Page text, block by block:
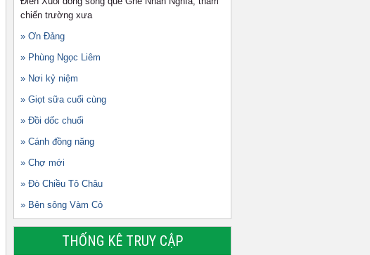
chiến trường xưa
» Ơn Đảng
» Phùng Ngọc Liêm
» Nơi kỷ niệm
» Giọt sữa cuối cùng
» Đồi dốc chuối
» Cánh đồng năng
» Chợ mới
» Đò Chiều Tô Châu
» Bên sông Vàm Cỏ
THỐNG KÊ TRUY CẬP